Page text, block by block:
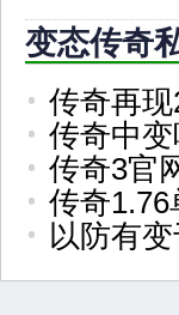
变态传奇
传奇再
传奇中
传奇3官
传奇
以防有